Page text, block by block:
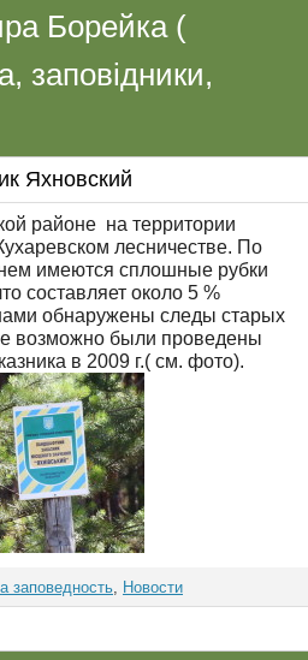
Борейка (
заповідники,
Яхновский
районе на территории
лесничестве. По
имеются сплошные рубки
составляет около 5 %
обнаружены следы старых
возможно были проведены
в 2009 г.( см. фото).
заповедность, Новости